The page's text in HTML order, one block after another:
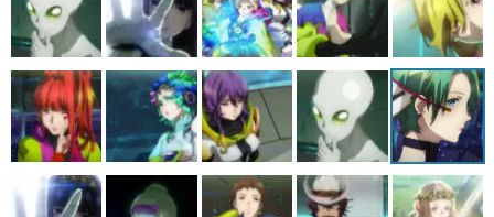
その他
電ファミニコゲーマーとは？
運営：株式会社マレ